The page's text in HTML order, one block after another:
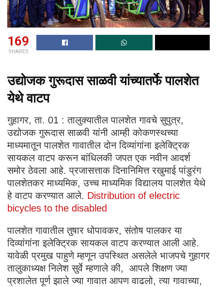
169
SHARES
उद्योजक गुरूदास साळवी यांच्यातर्फे पालशेत
येथे वाटप
गुहागर, ता. 01 : तालुक्यातील पालशेत गावचे सुपुत्र,
उद्योजक गुरूदास साळवी यांनी आम्ही कोकणस्थच्या
माध्यमातून पालशेत गावातील दोन दिव्यांगांना इलेक्ट्रिक
सायकल वाटप करून बांधिलकी जपत एक नवीन आदर्श
समोर ठेवला आहे. प्रजासत्ताक दिनानिमित्त रखुमाई पांडुरंग
पालशेतकर माध्यमिक, उच्च माध्यमिक विद्यालय पालशेत येथे
हे वाटप करण्यात आले. Distribution of electric
bicycles to the disabled
पालशेत गावातील तुषार धोपावकर, संतोष पालकर या
दिव्यांगांना इलेक्ट्रिक सायकल वाटप करण्यात आली आहे.
यावेळी प्रमुख पाहुणे म्हणून उपस्थित असलेले भाजपचे गुहागर
तालुकाध्यक्ष निलेश सुर्वे म्हणाले की, आपले शिक्षण ज्या
प्रशालेत पूर्ण झाले ज्या गावात आपण वाढलो, त्या गावाच्या,